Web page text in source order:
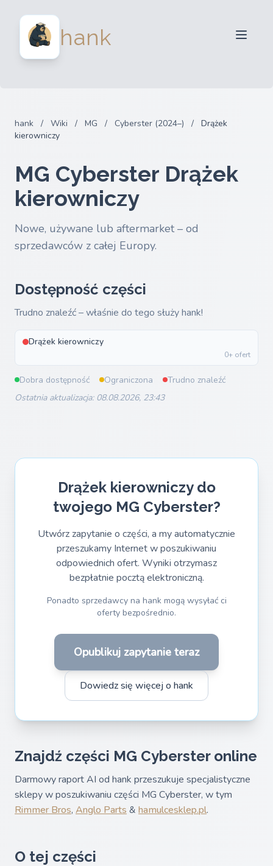
hankDla kupujących
Zaloguj sie
hank / Wiki / MG / Cyberster (2024–) /
Drążek
kierowniczy
MG Cyberster Drążek
kierowniczy
Nowe, używane lub aftermarket – od
sprzedawców z całej Europy.
Dostępność części
Trudno znaleźć – właśnie do tego służy hank!
Drążek kierowniczy
0+ ofert
Dobra dostępność Ograniczona
Trudno znaleźć
Ostatnia aktualizacja: 08.08.2026, 23:43
Drążek kierowniczy do
twojego MG Cyberster?
Utwórz zapytanie o części, a my automatycznie
przeszukamy Internet w poszukiwaniu
odpowiednich ofert. Wyniki otrzymasz
bezpłatnie pocztą elektroniczną.
Ponadto sprzedawcy na hank mogą wysyłać ci
oferty bezpośrednio.
Opublikuj zapytanie teraz
Dowiedz się więcej o hank
Znajdź części MG Cyberster online
Darmowy raport AI od hank przeszukuje specjalistyczne
sklepy w poszukiwaniu części MG Cyberster, w tym
Rimmer Bros, Anglo Parts & hamulcesklep.pl.
O tej części